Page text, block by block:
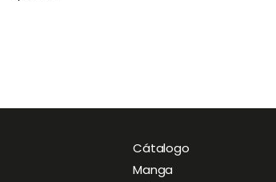
Cátalogo
Manga